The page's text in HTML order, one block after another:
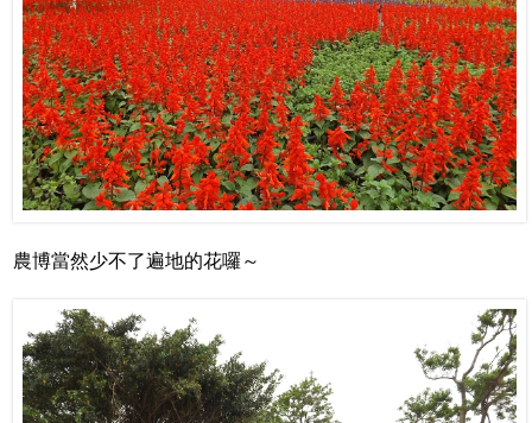
農博當然少不了遍地的花囉～